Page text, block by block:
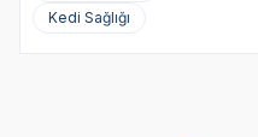
Kedi Sağlığı